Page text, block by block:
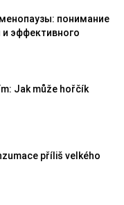
понимание
эффективного
Jak může hořčík
příliš velkého